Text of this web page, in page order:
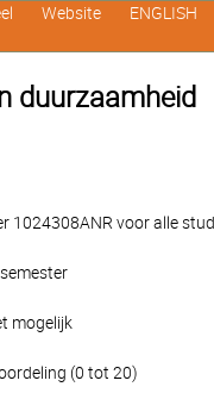
duurzaamheid
1024308ANR voor alle
mogelijk
(0 tot 20)
Website ENGLISH